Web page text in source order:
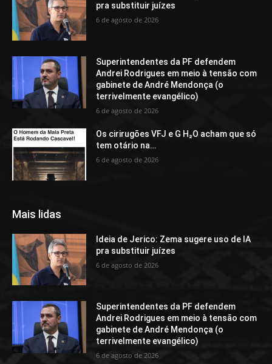
pra substituir juízes
6 de agosto de 2026
Superintendentes da PF defendem
Andrei Rodrigues em meio à tensão com
gabinete de André Mendonça (o
terrivelmente evangélico)
6 de agosto de 2026
Os cirirugões VFJ e G H₂O acham que só
tem otário na…
6 de agosto de 2026
Mais lidas
Ideia de Jerico: Zema sugere uso de IA
pra substituir juízes
6 de agosto de 2026
Superintendentes da PF defendem
Andrei Rodrigues em meio à tensão com
gabinete de André Mendonça (o
terrivelmente evangélico)
6 de agosto de 2026